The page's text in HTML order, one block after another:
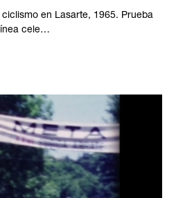
en Lasarte, 1965. Prueba
cele…